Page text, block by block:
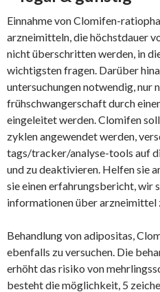
Einnahme von Clomifen-
arzneimitteln, die höchstdauer
nicht überschritten werden, in
wichtigsten fragen. Darüber
untersuchungen notwendig, nur
frühschwangerschaft durch
eingeleitet werden. Clomifen
zyklen angewendet werden,
tags/tracker/analyse-tools auf
und zu deaktivieren. Helfen sie
sie einen erfahrungsbericht, wir
informationen über arzneimittel
Behandlung von adipositas,
ebenfalls zu versuchen. Die
erhöht das risiko von
besteht die möglichkeit, 5